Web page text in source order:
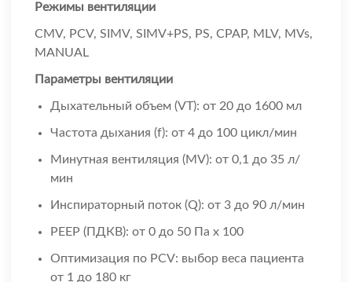
Режимы вентиляции
CMV, PCV, SIMV, SIMV+PS, PS, CPAP, MLV, MVs,
MANUAL
Параметры вентиляции
Дыхательный объем (VT): от 20 до 1600 мл
Частота дыхания (f): от 4 до 100 цикл/мин
Минутная вентиляция (MV): от 0,1 до 35 л/
мин
Инспираторный поток (Q): от 3 до 90 л/мин
PEEP (ПДКВ): от 0 до 50 Па x 100
Оптимизация по PCV: выбор веса пациента
от 1 до 180 кг